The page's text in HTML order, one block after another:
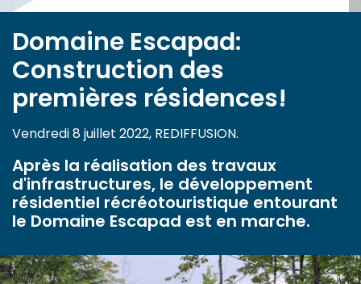
Domaine Escapad:
Construction des
premières résidences!
Vendredi 8 juillet 2022, REDIFFUSION.
Après la réalisation des travaux
d'infrastructures, le développement
résidentiel récréotouristique entourant
le Domaine Escapad est en marche.